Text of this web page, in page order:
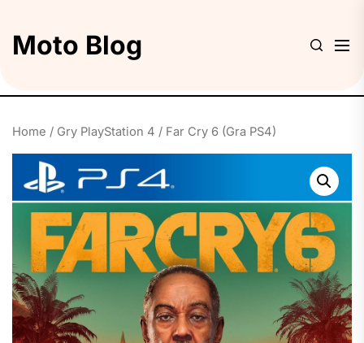
Moto Blog
Home / Gry PlayStation 4 / Far Cry 6 (Gra PS4)